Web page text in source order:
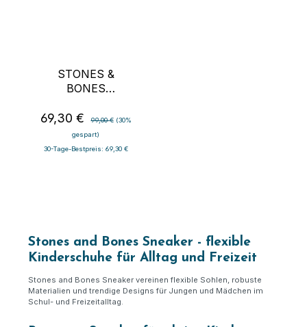
STONES &
BONES
Verkaufspreis:
69,30 € 99,00 € (30%
gespart)
30-Tage-Bestpreis: 69,30 €
Stones and Bones Sneaker - flexible
Kinderschuhe für Alltag und Freizeit
Stones and Bones Sneaker vereinen flexible Sohlen, robuste
Materialien und trendige Designs für Jungen und Mädchen im
Schul- und Freizeitalltag.